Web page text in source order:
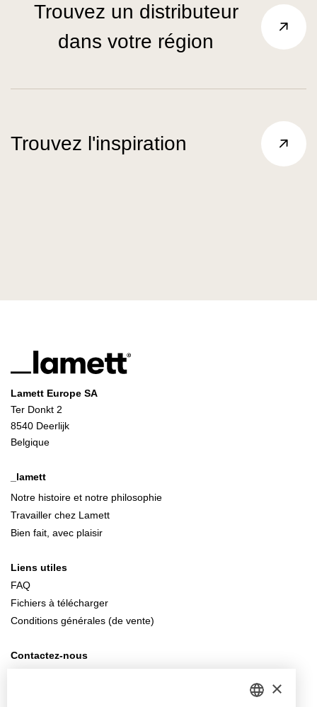
Trouvez un distributeur
dans votre région
Trouvez l'inspiration
Lamett Europe SA
Ter Donkt 2
8540 Deerlijk
Belgique
_lamett
Notre histoire et notre philosophie
Travailler chez Lamett
Bien fait, avec plaisir
Liens utiles
FAQ
Fichiers à télécharger
Conditions générales (de vente)
Contactez-nous
×